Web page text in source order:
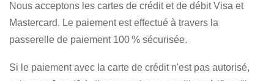
Nous acceptons les cartes de crédit et de débit Visa et
Mastercard. Le paiement est effectué à travers la
passerelle de paiement 100 % sécurisée.
Si le paiement avec la carte de crédit n'est pas autorisé,